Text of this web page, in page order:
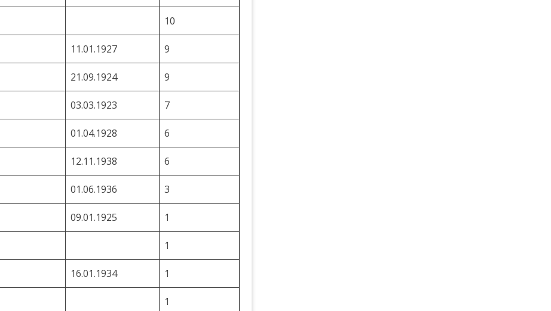
10
11.01.1927 9
21.09.1924 9
03.03.1923 7
01.04.1928 6
12.11.1938 6
01.06.1936 3
09.01.1925 1
1
16.01.1934 1
1